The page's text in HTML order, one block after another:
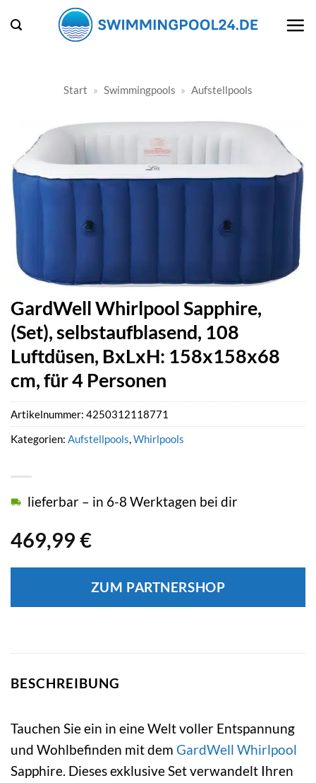
Inhalt
Start » Swimmingpools » Aufstellpools
GardWell Whirlpool Sapphire,
(Set), selbstaufblasend, 108
Luftdüsen, BxLxH: 158x158x68
cm, für 4 Personen
469,99 €
lieferbar – in 6-8 Werktagen bei dir
ZUM PARTNERSHOP
Artikelnummer: 4250312118771
Kategorien: Aufstellpools,Whirlpools
BESCHREIBUNG
Tauchen Sie ein in eine Welt voller Entspannung
und Wohlbefinden mit dem GardWell Whirlpool
Sapphire. Dieses exklusive Set verwandelt Ihren